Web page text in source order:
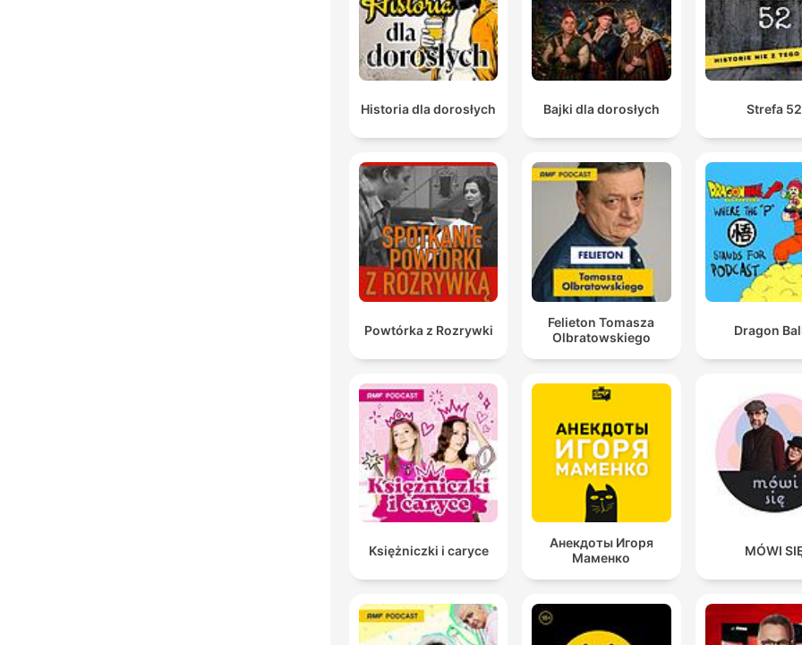
Historia dla dorosłych Bajki dla dorosłych Strefa 52
Powtórka z Rozrywki
Felieton Tomasza
Olbratowskiego
Dragon
Księżniczki i caryce
Анекдоты Игоря
Маменко
MÓWI